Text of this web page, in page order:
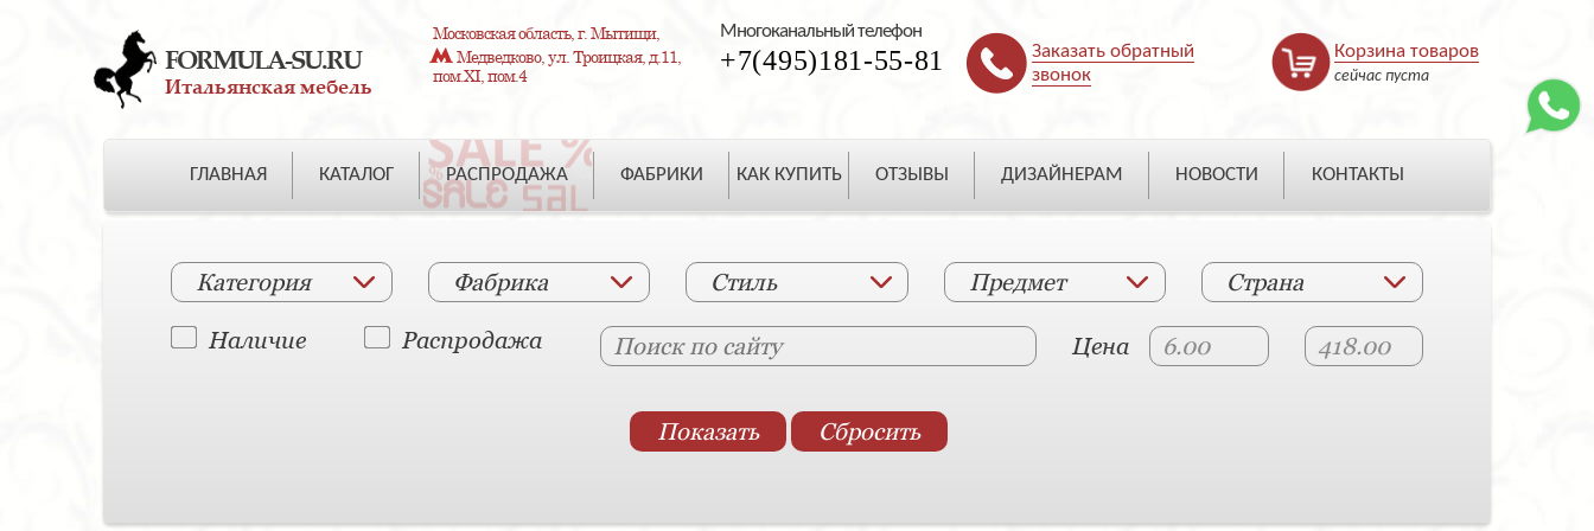
FORMULA-SU.RU
Итальянская мебель
Московская область, г. Мытищи,
Медведково, ул. Троицкая, д.11,
пом.XI, пом.4
Многоканальный телефон
+7(495)181-55-81
Заказать обратный
звонок
Корзина товаров
сейчас пуста
ГЛАВНАЯ КАТАЛОГ РАСПРОДАЖА ФАБРИКИ КАК КУПИТЬ ОТЗЫВЫ ДИЗАЙНЕРАМ НОВОСТИ КОНТАКТЫ
Категория Фабрика Стиль Предмет Страна
Наличие Распродажа Цена